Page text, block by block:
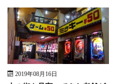
2019年08月16日